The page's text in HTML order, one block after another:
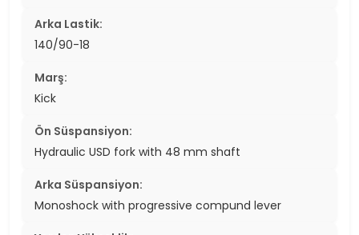
Arka Lastik:
140/90-18
Marş:
Kick
Ön Süspansiyon:
Hydraulic USD fork with 48 mm shaft
Arka Süspansiyon:
Monoshock with progressive compund lever